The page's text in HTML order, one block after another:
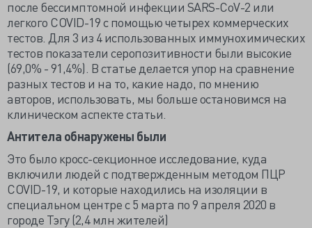
после бессимптомной инфекции SARS-CoV-2 или
легкого COVID-19 с помощью четырех коммерческих
тестов. Для 3 из 4 использованных иммунохимических
тестов показатели серопозитивности были высокие
(69,0% - 91,4%). В статье делается упор на сравнение
разных тестов и на то, какие надо, по мнению
авторов, использовать, мы больше остановимся на
клиническом аспекте статьи.
Антитела обнаружены были
Это было кросс-секционное исследование, куда
включили людей с подтвержденным методом ПЦР
COVID-19, и которые находились на изоляции в
специальном центре с 5 марта по 9 апреля 2020 в
городе Тэгу (2,4 млн жителей)